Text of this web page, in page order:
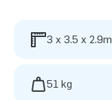
3 x 3.5 x 2.9m
51 kg